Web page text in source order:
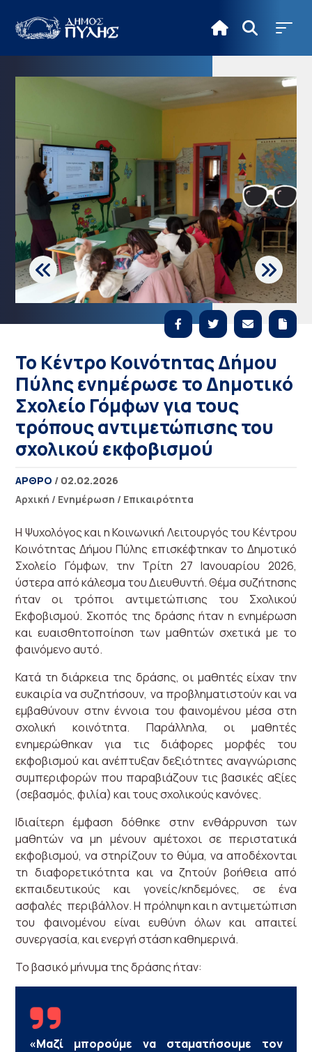
Το Κέντρο Κοινότητας Δήμου
Πύλης ενημέρωσε το Δημοτικό
Σχολείο Γόμφων για τους
τρόπους αντιμετώπισης του
σχολικού εκφοβισμού
ΑΡΘΡΟ / 02.02.2026
Αρχική / Ενημέρωση / Επικαιρότητα
Η Ψυχολόγος και η Κοινωνική Λειτουργός του Κέντρου
Κοινότητας Δήμου Πύλης επισκέφτηκαν το Δημοτικό
Σχολείο Γόμφων, την Τρίτη 27 Ιανουαρίου 2026,
ύστερα από κάλεσμα του Διευθυντή. Θέμα συζήτησης
ήταν οι τρόποι αντιμετώπισης του Σχολικού
Εκφοβισμού. Σκοπός της δράσης ήταν η ενημέρωση
και ευαισθητοποίηση των μαθητών σχετικά με το
φαινόμενο αυτό.
Κατά τη διάρκεια της δράσης, οι μαθητές είχαν την
ευκαιρία να συζητήσουν, να προβληματιστούν και να
εμβαθύνουν στην έννοια του φαινομένου μέσα στη
σχολική κοινότητα. Παράλληλα, οι μαθητές
ενημερώθηκαν για τις διάφορες μορφές του
εκφοβισμού και ανέπτυξαν δεξιότητες αναγνώρισης
συμπεριφορών που παραβιάζουν τις βασικές αξίες
(σεβασμός, φιλία) και τους σχολικούς κανόνες.
Ιδιαίτερη έμφαση δόθηκε στην ενθάρρυνση των
μαθητών να μη μένουν αμέτοχοι σε περιστατικά
εκφοβισμού, να στηρίζουν το θύμα, να αποδέχονται
τη διαφορετικότητα και να ζητούν βοήθεια από
εκπαιδευτικούς και γονείς/κηδεμόνες, σε ένα
ασφαλές περιβάλλον. Η πρόληψη και η αντιμετώπιση
του φαινομένου είναι ευθύνη όλων και απαιτεί
συνεργασία, και ενεργή στάση καθημερινά.
Το βασικό μήνυμα της δράσης ήταν:
«Μαζί μπορούμε να σταματήσουμε τον